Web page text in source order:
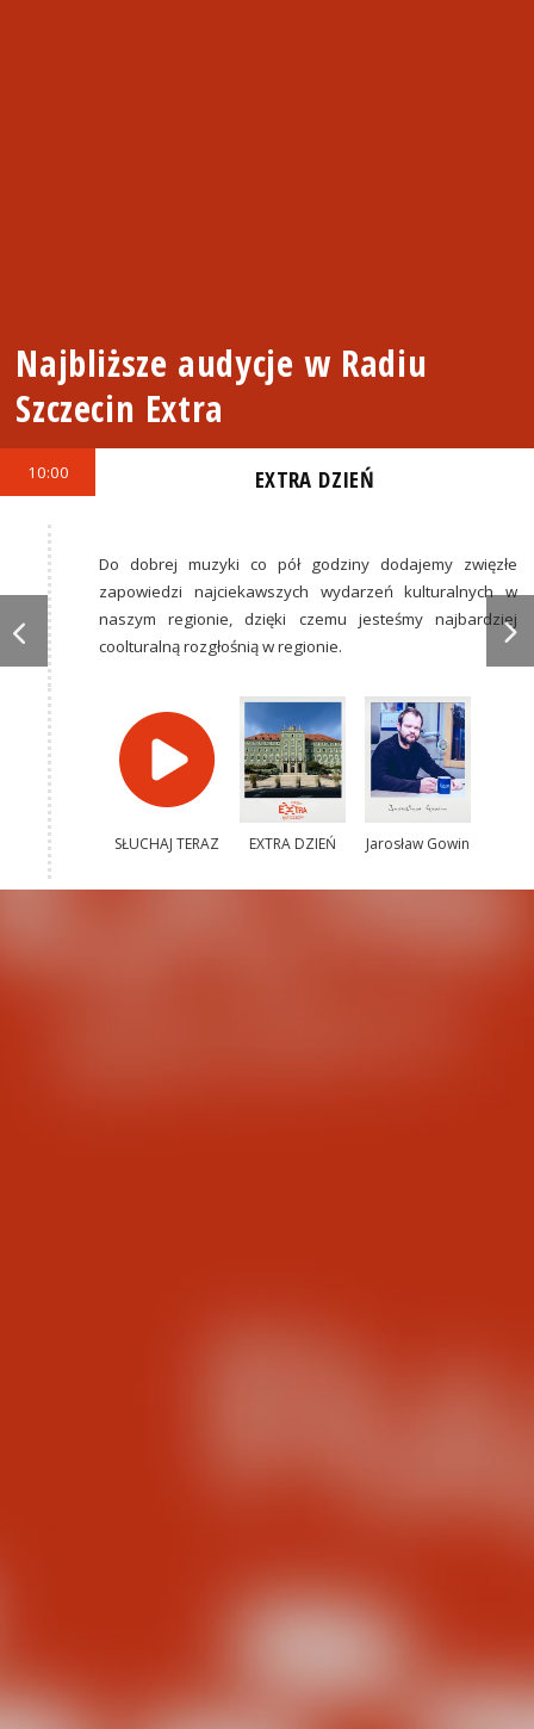
Najbliższe audycje w Radiu
Szczecin Extra
10:00 EXTRA DZIEŃ
Do dobrej muzyki co pół godziny dodajemy zwięzłe
zapowiedzi najciekawszych wydarzeń kulturalnych w
naszym regionie, dzięki czemu jesteśmy najbardziej
coolturalną rozgłośnią w regionie.
SŁUCHAJ TERAZ EXTRA DZIEŃ Jarosław Gowin